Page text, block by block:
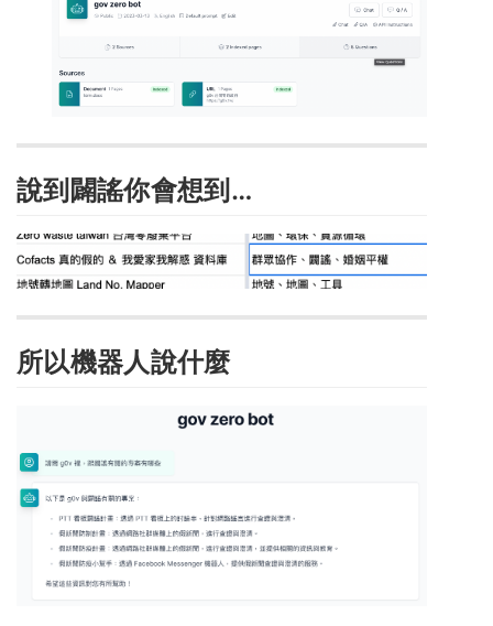
說到闢謠你會想到…
所以機器人說什麼